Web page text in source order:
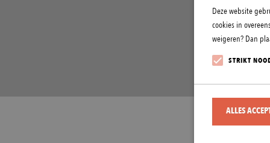
Deze website
cookies in
weigeren? Dan
STRIKT
ALLES